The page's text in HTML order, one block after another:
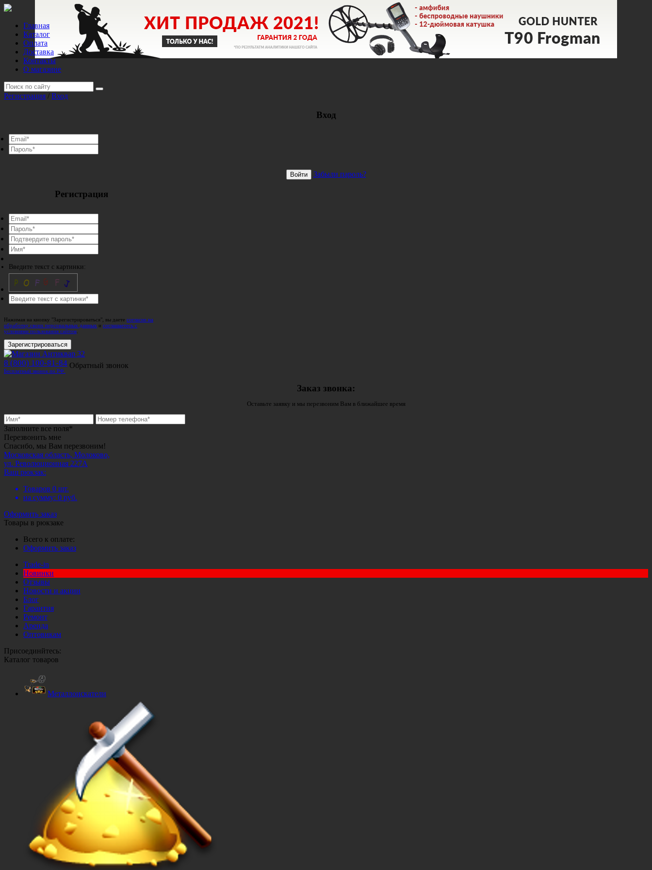
Главная
Каталог
Оплата
Доставка
Контакты
О магазине
Регистрация / Вход
Вход
Войти Забыли пароль?
Регистрация
Введите текст с картинки:
Нажимая на кнопку "Зарегистрироваться", вы даете согласие на
обработку своих персональных данных и соглашаетесь с
условиями пользования сайтом
Зарегистрироваться
8 (800) 100-81-84
Бесплатный звонок по РФ.
Обратный звонок
Заказ звонка:
Оставьте заявку и мы перезвоним Вам в ближайшее время
Заполните все поля*
Перезвонить мне
Спасибо, мы Вам перезвоним!
Московская область, Молоково,
ул. Революционная 227А
Ваш рюкзак:
Товаров 0 шт.
на сумму: 0 руб.
Оформить заказ
Товары в рюкзаке
Всего к оплате:
Оформить заказ
Trade-in
Новинки
Отзывы
Новости и акции
Блог
Гарантия
Ремонт
Аренда
Оптовикам
Присоединйтесь:
Каталог товаров
Металлоискатели